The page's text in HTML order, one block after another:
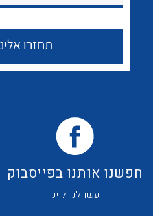
שאלות
צור
לכל מוצרי היצרן
חפשנו אותנו בפייסבוק
עשו לנו לייק